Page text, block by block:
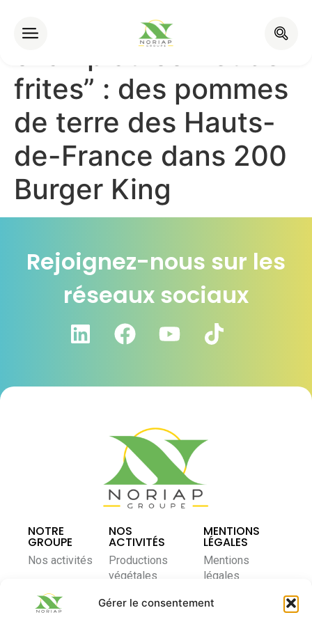
Gérer le consentement
“Directement du
champ au cornet de
frites” : des pommes
de terre des Hauts-
de-France dans 200
Burger King
Rejoignez-nous sur les
réseaux sociaux
NOTRE
GROUPE
Nos activités
coopératif
NOS
ACTIVITÉS
Productions
végétales
Élevage et
MENTIONS
LÉGALES
Mentions
légales
Politique de